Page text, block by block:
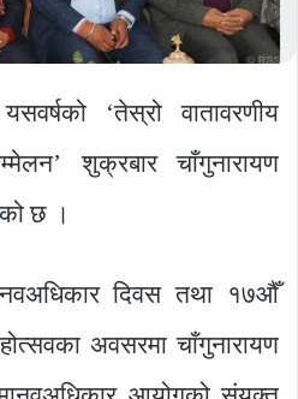
‘तेस्रो वातावरणीय
शुक्रबार चाँगुनारायण
छ ।
दिवस तथा १७औँ
अवसरमा चाँगुनारायण